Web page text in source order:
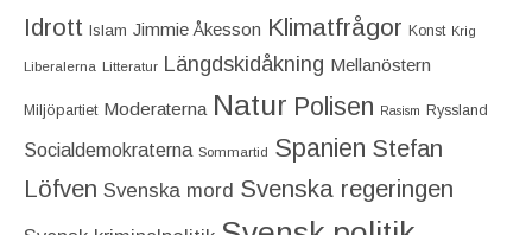
Idrott Islam Jimmie Åkesson Klimatfrågor Konst Krig
Liberalerna Litteratur Längdskidåkning Mellanöstern
Miljöpartiet Moderaterna Natur Polisen Rasism Ryssland
Socialdemokraterna Sommartid Spanien Stefan
Löfven Svenska mord Svenska regeringen